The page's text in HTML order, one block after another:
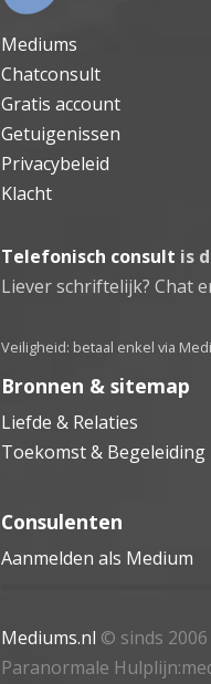
Mediums
Chatconsult
Gratis account
Getuigenissen
Privacybeleid
Klacht
Telefonisch consult is
Liever schriftelijk? Chat
Veiligheid: betaal enkel via
Bronnen & sitemap
Liefde & Relaties
Toekomst & Begeleiding
Consulenten
Aanmelden als Medium
Mediums.nl © sinds 2006
Paranormale